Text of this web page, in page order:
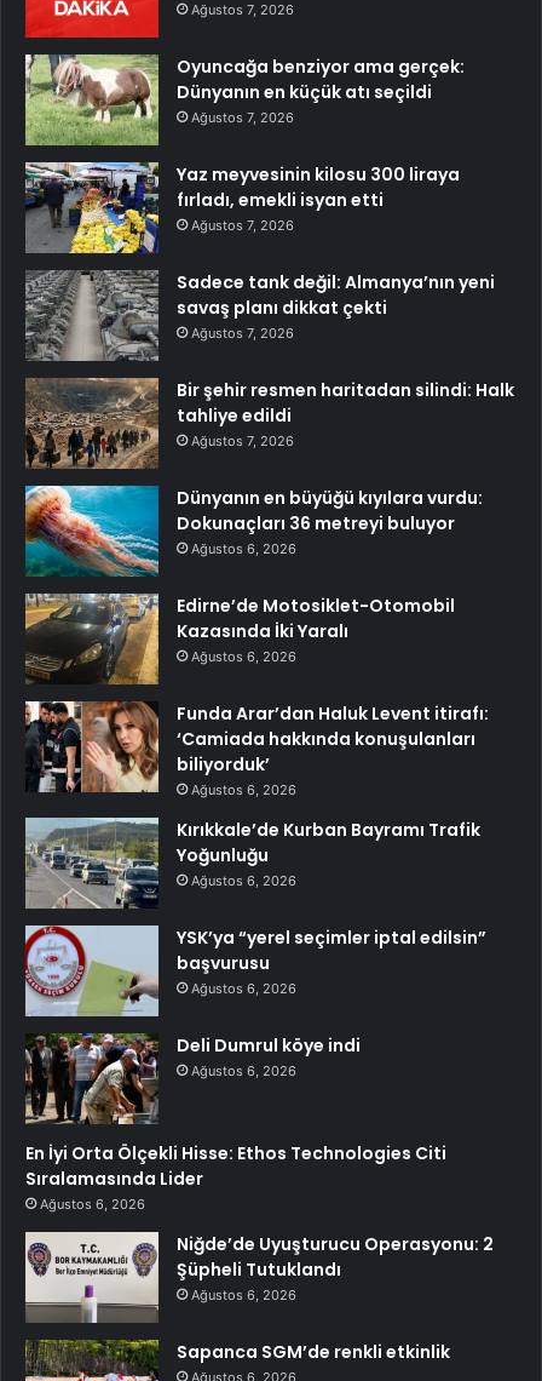
Ağustos 7, 2026
Oyuncağa benziyor ama gerçek:
Dünyanın en küçük atı seçildi
Ağustos 7, 2026
Yaz meyvesinin kilosu 300 liraya
fırladı, emekli isyan etti
Ağustos 7, 2026
Sadece tank değil: Almanya’nın yeni
savaş planı dikkat çekti
Ağustos 7, 2026
Bir şehir resmen haritadan silindi: Halk
tahliye edildi
Ağustos 7, 2026
Dünyanın en büyüğü kıyılara vurdu:
Dokunaçları 36 metreyi buluyor
Ağustos 6, 2026
Edirne’de Motosiklet-Otomobil
Kazasında İki Yaralı
Ağustos 6, 2026
Funda Arar’dan Haluk Levent itirafı:
‘Camiada hakkında konuşulanları
biliyorduk’
Ağustos 6, 2026
Kırıkkale’de Kurban Bayramı Trafik
Yoğunluğu
Ağustos 6, 2026
YSK’ya “yerel seçimler iptal edilsin”
başvurusu
Ağustos 6, 2026
Deli Dumrul köye indi
Ağustos 6, 2026
En İyi Orta Ölçekli Hisse: Ethos Technologies Citi
Sıralamasında Lider
Ağustos 6, 2026
Niğde’de Uyuşturucu Operasyonu: 2
Şüpheli Tutuklandı
Ağustos 6, 2026
Sapanca SGM’de renkli etkinlik